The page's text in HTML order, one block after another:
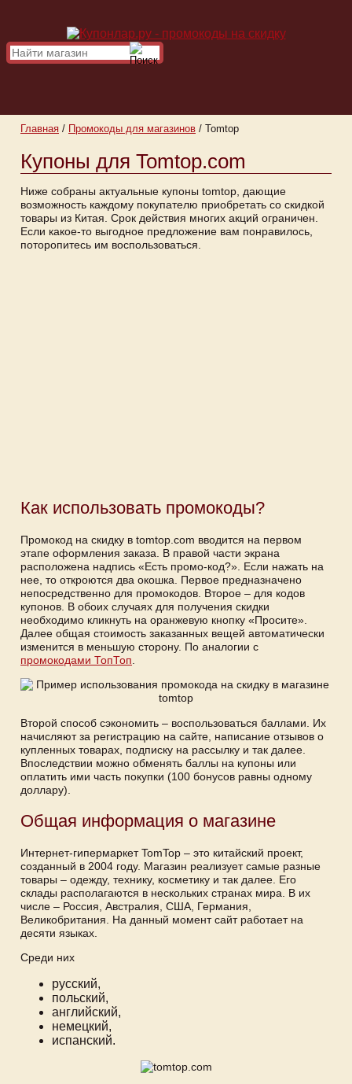
Главная / Промокоды для магазинов / Tomtop
Купоны для Tomtop.com
Ниже собраны актуальные купоны tomtop, дающие
возможность каждому покупателю приобретать со скидкой
товары из Китая. Cрок действия многих акций ограничен.
Если какое-то выгодное предложение вам понравилось,
поторопитесь им воспользоваться.
Как использовать промокоды?
Промокод на скидку в tomtop.com вводится на первом
этапе оформления заказа. В правой части экрана
расположена надпись «Есть промо-код?». Если нажать на
нее, то откроются два окошка. Первое предназначено
непосредственно для промокодов. Второе – для кодов
купонов. В обоих случаях для получения скидки
необходимо кликнуть на оранжевую кнопку «Просите».
Далее общая стоимость заказанных вещей автоматически
изменится в меньшую сторону. По аналогии с
промокодами ТопТоп
Второй способ сэкономить – воспользоваться баллами. Их
начисляют за регистрацию на сайте, написание отзывов о
купленных товарах, подписку на рассылку и так далее.
Впоследствии можно обменять баллы на купоны или
оплатить ими часть покупки (100 бонусов равны одному
доллару).
Общая информация о магазине
Интернет-гипермаркет TomTop – это китайский проект,
созданный в 2004 году. Магазин реализует самые разные
товары – одежду, технику, косметику и так далее. Его
склады располагаются в нескольких странах мира. В их
числе – Россия, Австралия, США, Германия,
Великобритания. На данный момент сайт работает на
десяти языках.
Среди них
русский,
польский,
английский,
немецкий,
испанский.